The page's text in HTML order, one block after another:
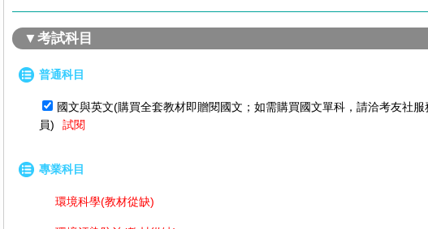
▼考試科目
普通科目
國文與英文(購買全套教材即贈閱國文；如需購買國文單科，請洽考友社服
員)
試閱
專業科目
環境科學(教材從缺)